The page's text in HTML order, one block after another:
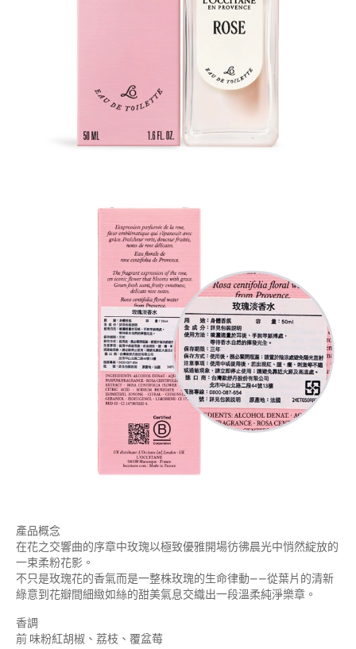
產品概念
在花之交響曲的序章中玫瑰以極致優雅開場彷彿晨光中悄然綻放的
一束柔粉花影。
不只是玫瑰花的香氣而是一整株玫瑰的生命律動——從葉片的清新
綠意到花瓣間細緻如絲的甜美氣息交織出一段溫柔純淨樂章。
香調
前 味粉紅胡椒、荔枝、覆盆莓